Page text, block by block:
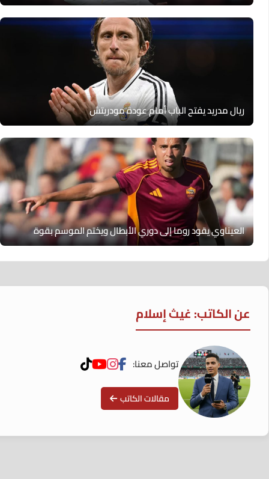
ريال مدريد يفتح الباب أمام عودة مودريتش
العيناوي يقود روما إلى دوري الأبطال ويختم الموسم بقوة
عن الكاتب: غيث إسلام
تواصل معنا:
مقالات الكاتب